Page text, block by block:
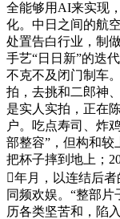
全能够用AI来实现
化。中日之间的航
处置告白行业，制
手艺“日日新”的迭
不克不及闭门制车
拍，去挑和二郎神
是实人实拍，正在
户。吃点寿司、炸
部整容”，但构和较
把杯子摔到地上；
年月，以连结后者
同频欢娱。“整部
历各类坚苦和，陷